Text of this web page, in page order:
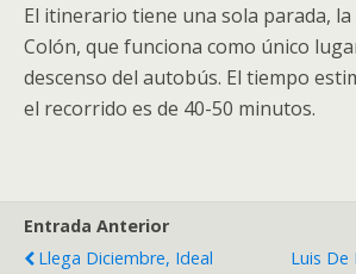
El itinerario tiene una sola parada, la
Colón, que funciona como único
descenso del autobús. El tiempo
el recorrido es de 40-50 minutos.
Entrada Anterior
Llega Diciembre, Ideal
Luis De